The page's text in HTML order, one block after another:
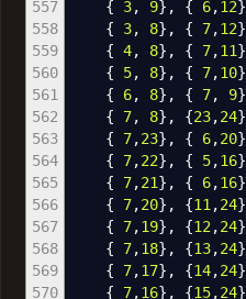
557
558
559
560
561
562
563
564
565
566
567
568
569
570
{
3, 9} , { 6,12}
{
3, 8} , { 7,12}
{ 4, 8} , { 7,11}
{
5, 8} , { 7,10}
{
6, 8} , { 7, 9}
{
7, 8} , {23,24}
{
7,23} , { 6,20}
{
7,22} , { 5,16}
{
7,21} , { 6,16}
{
7,20} , {11,24}
{
7,19} , {12,24}
{
7,18} , {13,24}
{
7,17} , {14,24}
{
7,16} , {15,24}